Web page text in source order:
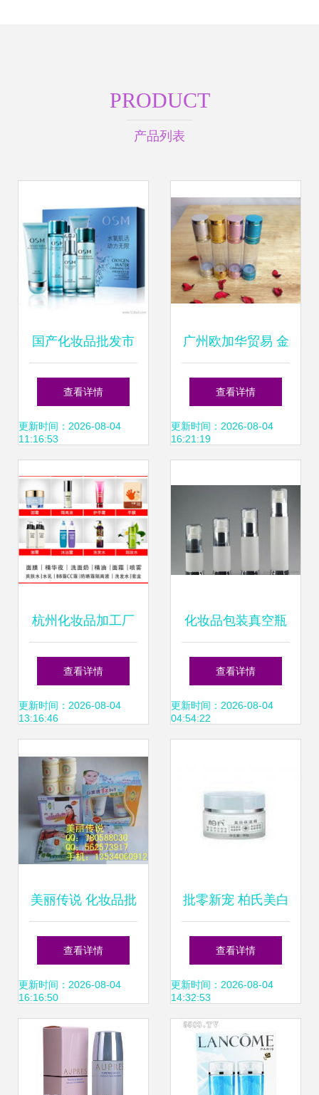
PRODUCT
产品列表
国产化妆品批发市
场观察 曼秀雷敦批
发策略与供应链解
查看详情
更新时间：2026-08-04
11:16:53
广州欧加华贸易 金
色化妆品玻璃瓶与
真空瓶的卓越选择
查看详情
更新时间：2026-08-04
16:21:19
杭州化妆品加工厂
与化妆品及卫生用
品批发的行业洞察
查看详情
更新时间：2026-08-04
13:16:46
化妆品包装真空瓶
供应信息 化妆品包
装真空瓶批发 化妆
找化妆品包装真空
瓶产品上
查看详情
更新时间：2026-08-04
04:54:22
美丽传说 化妆品批
发城｜开启美丽无
界限的宝藏之旅
查看详情
更新时间：2026-08-04
16:16:50
批零新宠 柏氏美白
保湿霜与泊美化妆
品的市场潜力分析
查看详情
更新时间：2026-08-04
14:32:53